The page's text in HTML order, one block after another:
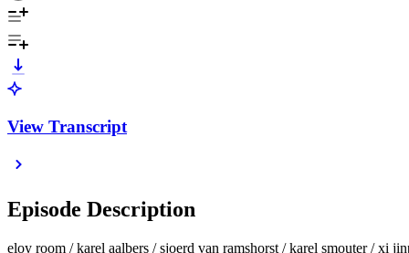
View Transcript
Episode Description
eloy room / karel aalbers / sjoerd van ramshorst / karel smouter / xi